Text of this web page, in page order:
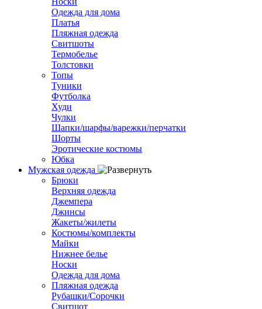
Одежда для дома
Платья
Пляжная одежда
Свитшоты
Термобелье
Толстовки
Топы
Туники
Футболка
Худи
Чулки
Шапки/шарфы/варежки/перчатки
Шорты
Эротические костюмы
Юбка
Мужская одежда
Брюки
Верхняя одежда
Джемпера
Джинсы
Жакеты/жилеты
Костюмы/комплекты
Майки
Нижнее белье
Носки
Одежда для дома
Пляжная одежда
Рубашки/Сорочки
Свитшот